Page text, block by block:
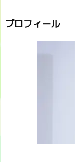
プロフィール